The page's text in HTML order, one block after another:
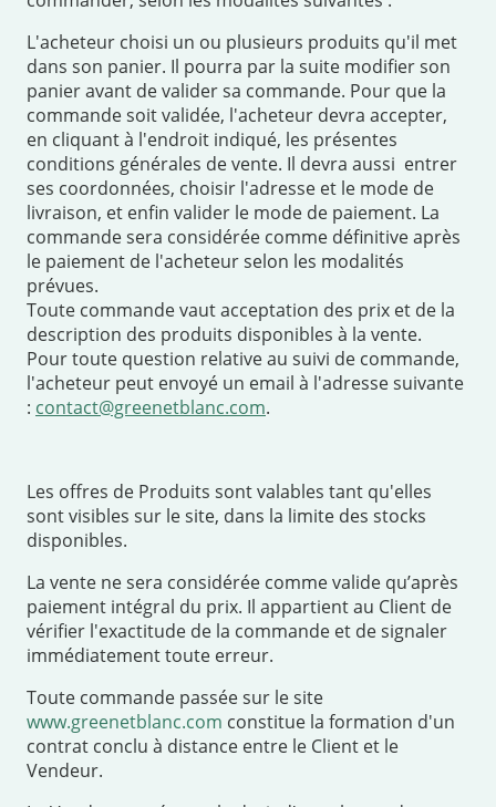
L'acheteur choisi un ou plusieurs produits qu'il met
dans son panier. Il pourra par la suite modifier son
panier avant de valider sa commande. Pour que la
commande soit validée, l'acheteur devra accepter,
en cliquant à l'endroit indiqué, les présentes
conditions générales de vente. Il devra aussi entrer
ses coordonnées, choisir l'adresse et le mode de
livraison, et enfin valider le mode de paiement. La
commande sera considérée comme définitive après
le paiement de l'acheteur selon les modalités
prévues.
Toute commande vaut acceptation des prix et de la
description des produits disponibles à la vente.
Pour toute question relative au suivi de commande,
l'acheteur peut envoyé un email à l'adresse suivante
: contact@greenetblanc.com.
Les offres de Produits sont valables tant qu'elles
sont visibles sur le site, dans la limite des stocks
disponibles.
La vente ne sera considérée comme valide qu’après
paiement intégral du prix. Il appartient au Client de
vérifier l'exactitude de la commande et de signaler
immédiatement toute erreur.
Toute commande passée sur le site
www.greenetblanc.com constitue la formation d'un
contrat conclu à distance entre le Client et le
Vendeur.